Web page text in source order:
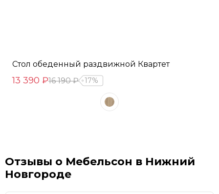
Стол обеденный раздвижной Квартет
13 390 ₽16 190 ₽ 17%
Отзывы о Мебельсон в Нижний
Новгороде